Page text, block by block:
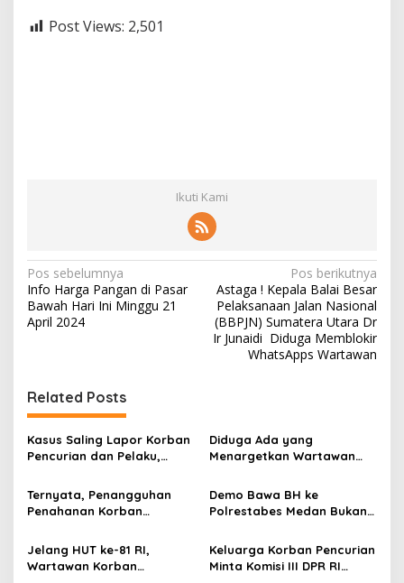
Post Views: 2,501
Ikuti Kami
N
a
v
a
s
i
o
Pos sebelumnya
Info Harga Pangan di Pasar
Bawah Hari Ini Minggu 21
April 2024
Pos berikutnya
Astaga ! Kepala Balai Besar
Pelaksanaan Jalan Nasional
(BBPJN) Sumatera Utara Dr
Ir Junaidi Diduga Memblokir
WhatsApps Wartawan
Related Posts
Kasus Saling Lapor Korban
Pencurian dan Pelaku,
Nasution Minta
Kapolrestabes Medan
larut
Diduga Ada yang
Menargetkan Wartawan
Tersangka dan Dpo Karena
Membantu Polisi
Ternyata, Penangguhan
Penahanan Korban
di Polrestabes Medan
Setelah Membantu Polisi
Demo Bawa BH ke
Polrestabes Medan Bukan
Pun, Melainkan Simbol Kritik
dan Rasa Kecewa
Jelang HUT ke-81 RI,
Wartawan Korban
Keluarga Korban Pencurian
Minta Komisi III DPR RI